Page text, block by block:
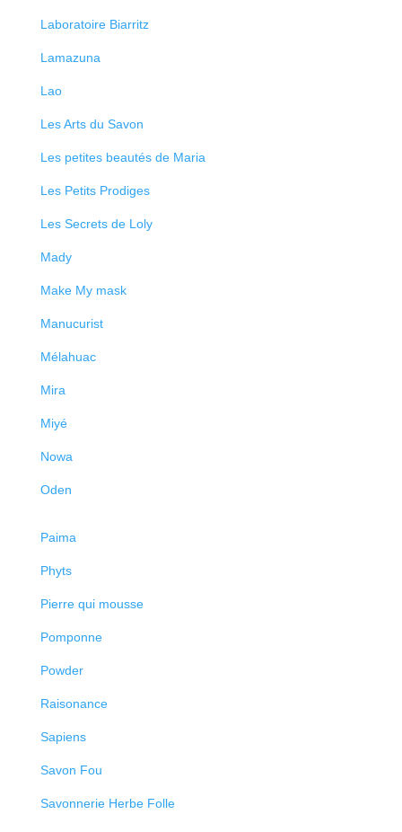
Laboratoire Biarritz
Lamazuna
Lao
Les Arts du Savon
Les petites beautés de Maria
Les Petits Prodiges
Les Secrets de Loly
Mady
Make My mask
Manucurist
Mélahuac
Mira
Miyé
Nowa
Oden
Paima
Phyts
Pierre qui mousse
Pomponne
Powder
Raisonance
Sapiens
Savon Fou
Savonnerie Herbe Folle